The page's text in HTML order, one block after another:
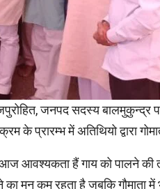
जनपद सदस्य बालमुकुन्द्र
के प्रारम्भ में अतिथियो द्वारा
हैं गाय को पालने की
मन कम रहता है जबकि गौमाता में